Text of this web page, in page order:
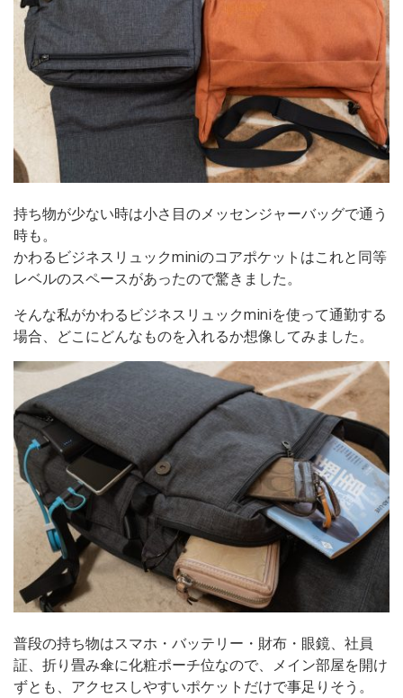
持ち物が少ない時は小さ目のメッセンジャーバッグで通う
時も。
かわるビジネスリュックminiのコアポケットはこれと同等
レベルのスペースがあったので驚きました。
そんな私がかわるビジネスリュックminiを使って通勤する
場合、どこにどんなものを入れるか想像してみました。
普段の持ち物はスマホ・バッテリー・財布・眼鏡、社員
証、折り畳み傘に化粧ポーチ位なので、メイン部屋を開け
ずとも、アクセスしやすいポケットだけで事足りそう。